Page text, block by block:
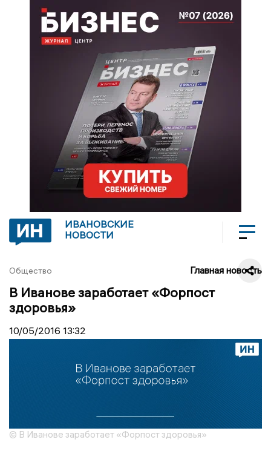
ИВАНОВСКИЕ
НОВОСТИ
Общество Главная новость
В Иванове заработает «Форпост
здоровья»
10/05/2016 13:32
© В Иванове заработает «Форпост здоровья»